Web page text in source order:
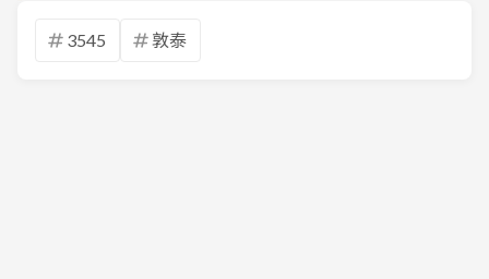
3545 敦泰